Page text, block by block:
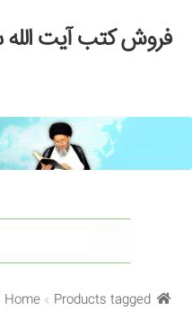
Skip
to
Skip
to
فروش کتب آیت
خانه
#97 (بدون عنوان)
Checkout
My account
Home Products tagged “تعدد شرایع”